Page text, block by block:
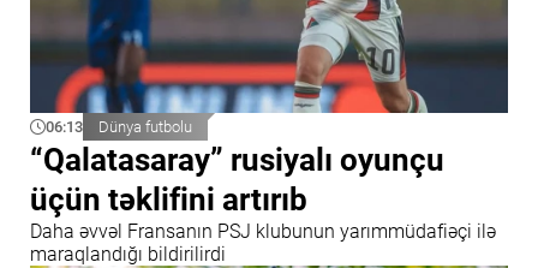
06:13 Dünya futbolu
“Qalatasaray” rusiyalı oyunçu
üçün təklifini artırıb
Daha əvvəl Fransanın PSJ klubunun yarımmüdafiəçi ilə
maraqlandığı bildirilirdi